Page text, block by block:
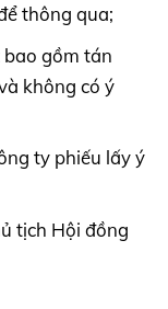
thông qua;
gồm tán
không có ý
ty phiếu lấy ý
tịch Hội đồng